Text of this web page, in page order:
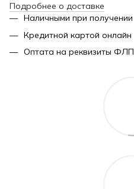
Подробнее о доставке
Наличными при получении
Кредитной картой онлайн
Оптата на реквизиты ФЛП